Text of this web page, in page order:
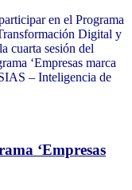
en el Programa
Digital y
cuarta sesión del
‘Empresas marca
– Inteligencia de
‘Empresas